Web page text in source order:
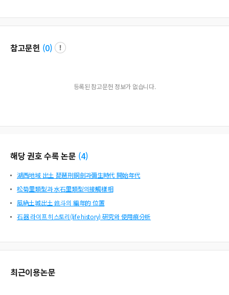
참고문헌 (0)
등록된 참고문헌 정보가 없습니다.
해당 권호 수록 논문 (4)
湖西地域 出土 琵琶刑銅劍과彌生時代 開始年代
松菊里類型과 水石里類型의接觸樣相
風納土城出土 鐎斗의 編年的 位置
石器 라이프 히스토리(life history) 硏究와 使用痕分析
최근이용논문